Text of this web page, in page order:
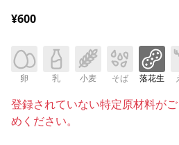
¥600
卵 乳 小麦 そば 落花生
登録されていない特定原材料が
めください。